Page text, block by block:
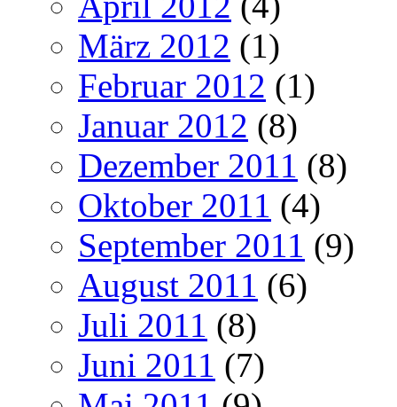
März 2012 (1)
Februar 2012 (1)
Januar 2012 (8)
Dezember 2011 (8)
Oktober 2011 (4)
September 2011 (9)
August 2011 (6)
Juli 2011 (8)
Juni 2011 (7)